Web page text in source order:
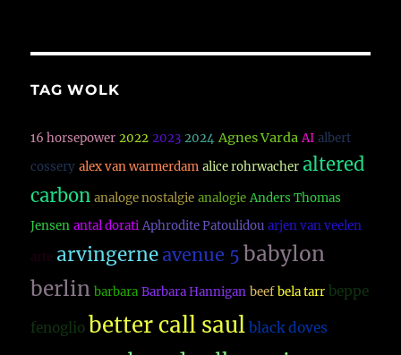
TAG WOLK
16 horsepower 2022 2023 2024 Agnes Varda AI albert
cossery alex van warmerdam alice rohrwacher altered
carbon analoge nostalgie analogie Anders Thomas
Jensen antal dorati Aphrodite Patoulidou arjen van veelen
arte arvingerne avenue 5 babylon
berlin barbara Barbara Hannigan beef bela tarr beppe
fenoglio better call saul black doves